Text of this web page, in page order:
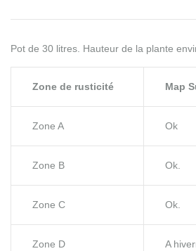
Pot de 30 litres. Hauteur de la plante
Zone de rusticité Map
Zone A Ok
Zone B Ok.
Zone C Ok.
Zone D A